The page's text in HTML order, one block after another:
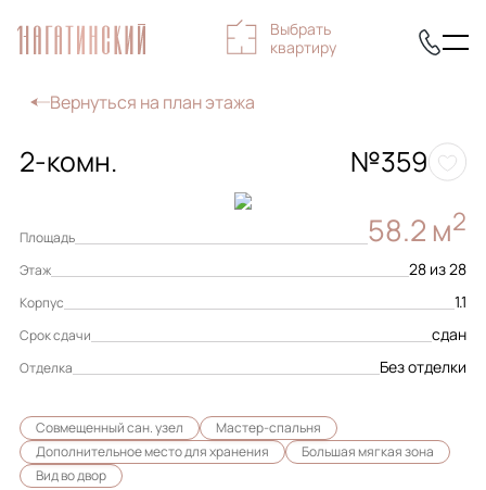
Выбрать
квартиру
Вернуться на план этажа
Площадь 58.2 м2
Этаж 28 из 28
Корпус 1.1
Срок сдачи сдан
Отделка Без отделки
Совмещенный сан. узел
Мастер-спальня
Дополнительное место для хранения
Большая мягкая зона
Вид во двор
2-комн. №359